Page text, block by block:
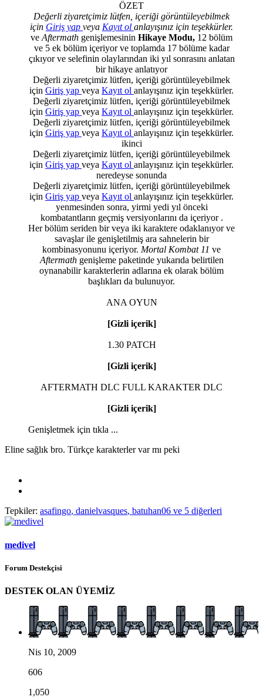
ÖZET
Değerli ziyaretçimiz lütfen, içeriği görüntüleyebilmek
için Giriş yap veya Kayıt ol anlayışınız için teşekkürler.
ve Aftermath genişlemesinin Hikaye Modu, 12 bölüm
ve 5 ek bölüm içeriyor ve toplamda 17 bölüme kadar
çıkıyor ve selefinin olaylarından iki yıl sonrasını anlatan
bir hikaye anlatıyor
Değerli ziyaretçimiz lütfen, içeriği görüntüleyebilmek
için Giriş yap veya Kayıt ol anlayışınız için teşekkürler.
Değerli ziyaretçimiz lütfen, içeriği görüntüleyebilmek
için Giriş yap veya Kayıt ol anlayışınız için teşekkürler.
Değerli ziyaretçimiz lütfen, içeriği görüntüleyebilmek
için Giriş yap veya Kayıt ol anlayışınız için teşekkürler.
ikinci
Değerli ziyaretçimiz lütfen, içeriği görüntüleyebilmek
için Giriş yap veya Kayıt ol anlayışınız için teşekkürler.
neredeyse sonunda
Değerli ziyaretçimiz lütfen, içeriği görüntüleyebilmek
için Giriş yap veya Kayıt ol anlayışınız için teşekkürler.
yenmesinden sonra, yirmi yedi yıl önceki
kombatantların geçmiş versiyonlarını da içeriyor .
Her bölüm seriden bir veya iki karaktere odaklanıyor ve
savaşlar ile genişletilmiş ara sahnelerin bir
kombinasyonunu içeriyor. Mortal Kombat 11 ve
Aftermathgenişleme paketinde yukarıda belirtilen
oynanabilir karakterlerin adlarına ek olarak bölüm
başlıkları da bulunuyor.
ANA OYUN
[Gizli içerik]
1.30 PATCH
[Gizli içerik]
AFTERMATH DLC FULL KARAKTER DLC
[Gizli içerik]
Genişletmek için tıkla ...
Eline sağlık bro. Türkçe karakterler var mı peki
Tepkiler: asafingo, danielvasques, batuhan06 ve 5 diğerleri
medivel
Forum Destekçisi
DESTEK OLAN ÜYEMİZ
Nis 10, 2009
606
1,050